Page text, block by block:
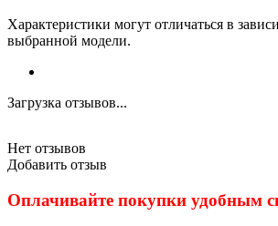
Характеристики могут отличаться в
выбранной модели.
Загрузка отзывов...
Нет отзывов
Добавить отзыв
Оплачивайте покупки удобным